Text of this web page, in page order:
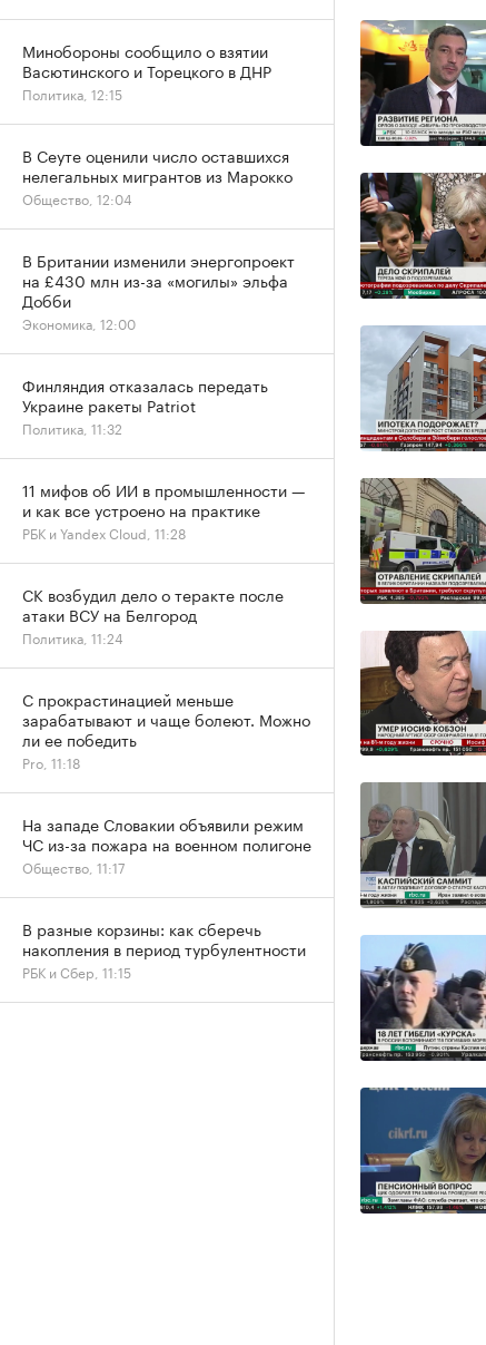
Минобороны сообщило о взятии
Васютинского и Торецкого в ДНР
Политика, 12:15
В Сеуте оценили число оставшихся
нелегальных мигрантов из Марокко
Общество, 12:04
В Британии изменили энергопроект
на £430 млн из-за «могилы» эльфа
Добби
Экономика, 12:00
Финляндия отказалась передать
Украине ракеты Patriot
Политика, 11:32
11 мифов об ИИ в промышленности —
и как все устроено на практике
РБК и Yandex Cloud, 11:28
СК возбудил дело о теракте после
атаки ВСУ на Белгород
Политика, 11:24
С прокрастинацией меньше
зарабатывают и чаще болеют. Можно
ли ее победить
Pro, 11:18
На западе Словакии объявили режим
ЧС из-за пожара на военном полигоне
Общество, 11:17
В разные корзины: как сберечь
накопления в период турбулентности
РБК и Сбер, 11:15